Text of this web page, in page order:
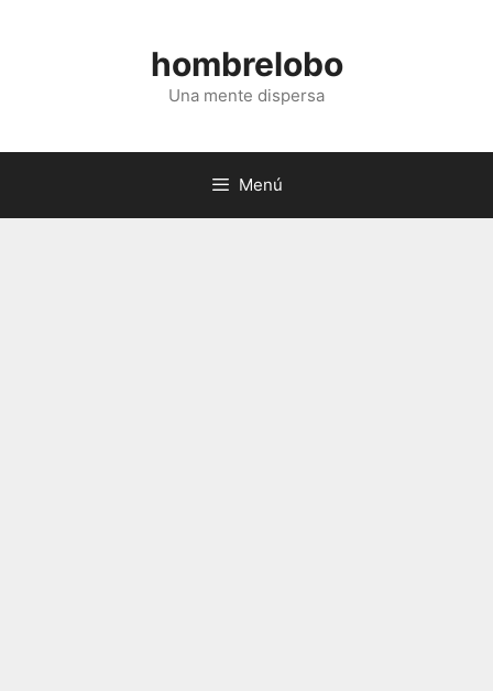
hombrelobo
Una mente dispersa
Menú